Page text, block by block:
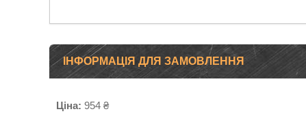
ІНФОРМАЦІЯ ДЛЯ ЗАМОВЛЕННЯ
Ціна: 954 ₴